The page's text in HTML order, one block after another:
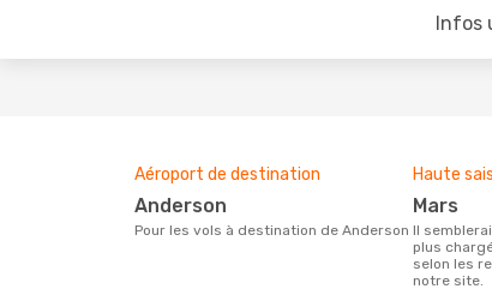
Infos
Aéroport de destination
Anderson
Pour les vols à destination de Anderson
Haute
mars
Il semblerait que mars soit la période la
plus
selon les
notre site.